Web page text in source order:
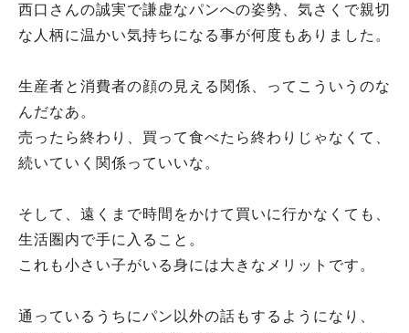
西口さんの誠実で謙虚なパンへの姿勢、気さくで親切
な人柄に温かい気持ちになる事が何度もありました。
生産者と消費者の顔の見える関係、ってこういうのな
んだなあ。
売ったら終わり、買って食べたら終わりじゃなくて、
続いていく関係っていいな。
そして、遠くまで時間をかけて買いに行かなくても、
生活圏内で手に入ること。
これも小さい子がいる身には大きなメリットです。
通っているうちにパン以外の話もするようになり、